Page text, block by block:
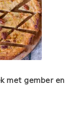
met gember en